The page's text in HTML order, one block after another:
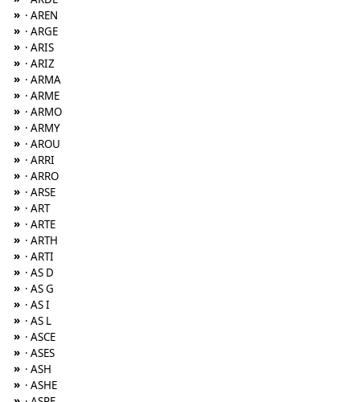
» · AREN
» · ARGE
» · ARIS
» · ARIZ
» · ARMA
» · ARME
» · ARMO
» · ARMY
» · AROU
» · ARRI
» · ARRO
» · ARSE
» · ART
» · ARTE
» · ARTH
» · ARTI
» · AS D
» · AS G
» · AS I
» · AS L
» · ASCE
» · ASES
» · ASH
» · ASHE